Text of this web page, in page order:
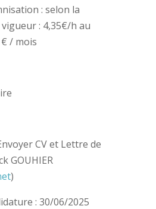
: selon la
: 4,35€/h au
/ mois
CV et Lettre de
GOUHIER
)
: 30/06/2025